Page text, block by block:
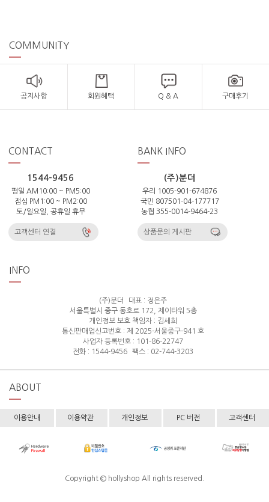
COMMUNITY
공지사항 회원혜택 Q & A 구매후기
CONTACT
1544-9456
평일 AM10:00 ~ PM5:00
점심 PM1:00 ~ PM2:00
토/일요일, 공휴일 휴무
고객센터 연결
BANK INFO
(주)분더
우리 1005-901-674876
국민 807501-04-177717
농협 355-0014-9464-23
상품문의 게시판
INFO
(주)분더
대표 : 정은주
서울특별시 중구 동호로 172, 제이타워 5층
개인정보 보호 책임자 : 김세희
통신판매업신고번호 : 제 2025-서울중구-941 호
사업자 등록번호 : 101-86-22747
전화 : 1544-9456
팩스 : 02-744-3203
ABOUT
이용안내 이용약관 개인정보 PC 버전 고객센터
Copyright © hollyshop All rights reserved.